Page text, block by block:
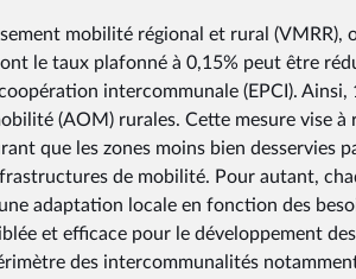
mobilité régional et rural (VMRR),
le taux plafonné à 0,15% peut être
intercommunale (EPCI). Ainsi,
(AOM) rurales. Cette mesure vise à
que les zones moins bien desservies
de mobilité. Pour autant,
adaptation locale en fonction des
et efficace pour le développement
des intercommunalités